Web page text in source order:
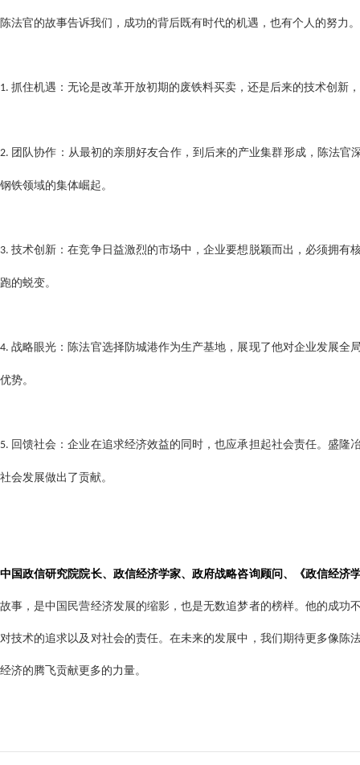
陈法官的故事告诉我们，成功的背后既有时代的机遇，也有个人的努力
1. 抓住机遇：无论是改革开放初期的废铁料买卖，还是后来的技术创新
2. 团队协作：从最初的亲朋好友合作，到后来的产业集群形成，陈法
钢铁领域的集体崛起。
3.技术创新：在竞争日益激烈的市场中，企业要想脱颖而出，必须拥有
跑的蜕变。
4.战略眼光：陈法官选择防城港作为生产基地，展现了他对企业发展全
优势。
5. 回馈社会：企业在追求经济效益的同时，也应承担起社会责任。盛
社会发展做出了贡献。
中国政信研究院院长、政信经济学家、政府战略咨询顾问、《政信经济
故事，是中国民营经济发展的缩影，也是无数追梦者的榜样。他的成功
对技术的追求以及对社会的责任。在未来的发展中，我们期待更多像陈
经济的腾飞贡献更多的力量。